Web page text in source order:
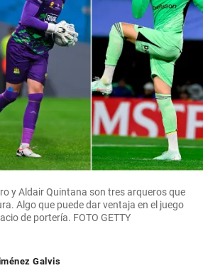
y Aldair Quintana son tres arqueros que
Algo que puede dar ventaja en el juego
de portería. FOTO GETTY
Galvis